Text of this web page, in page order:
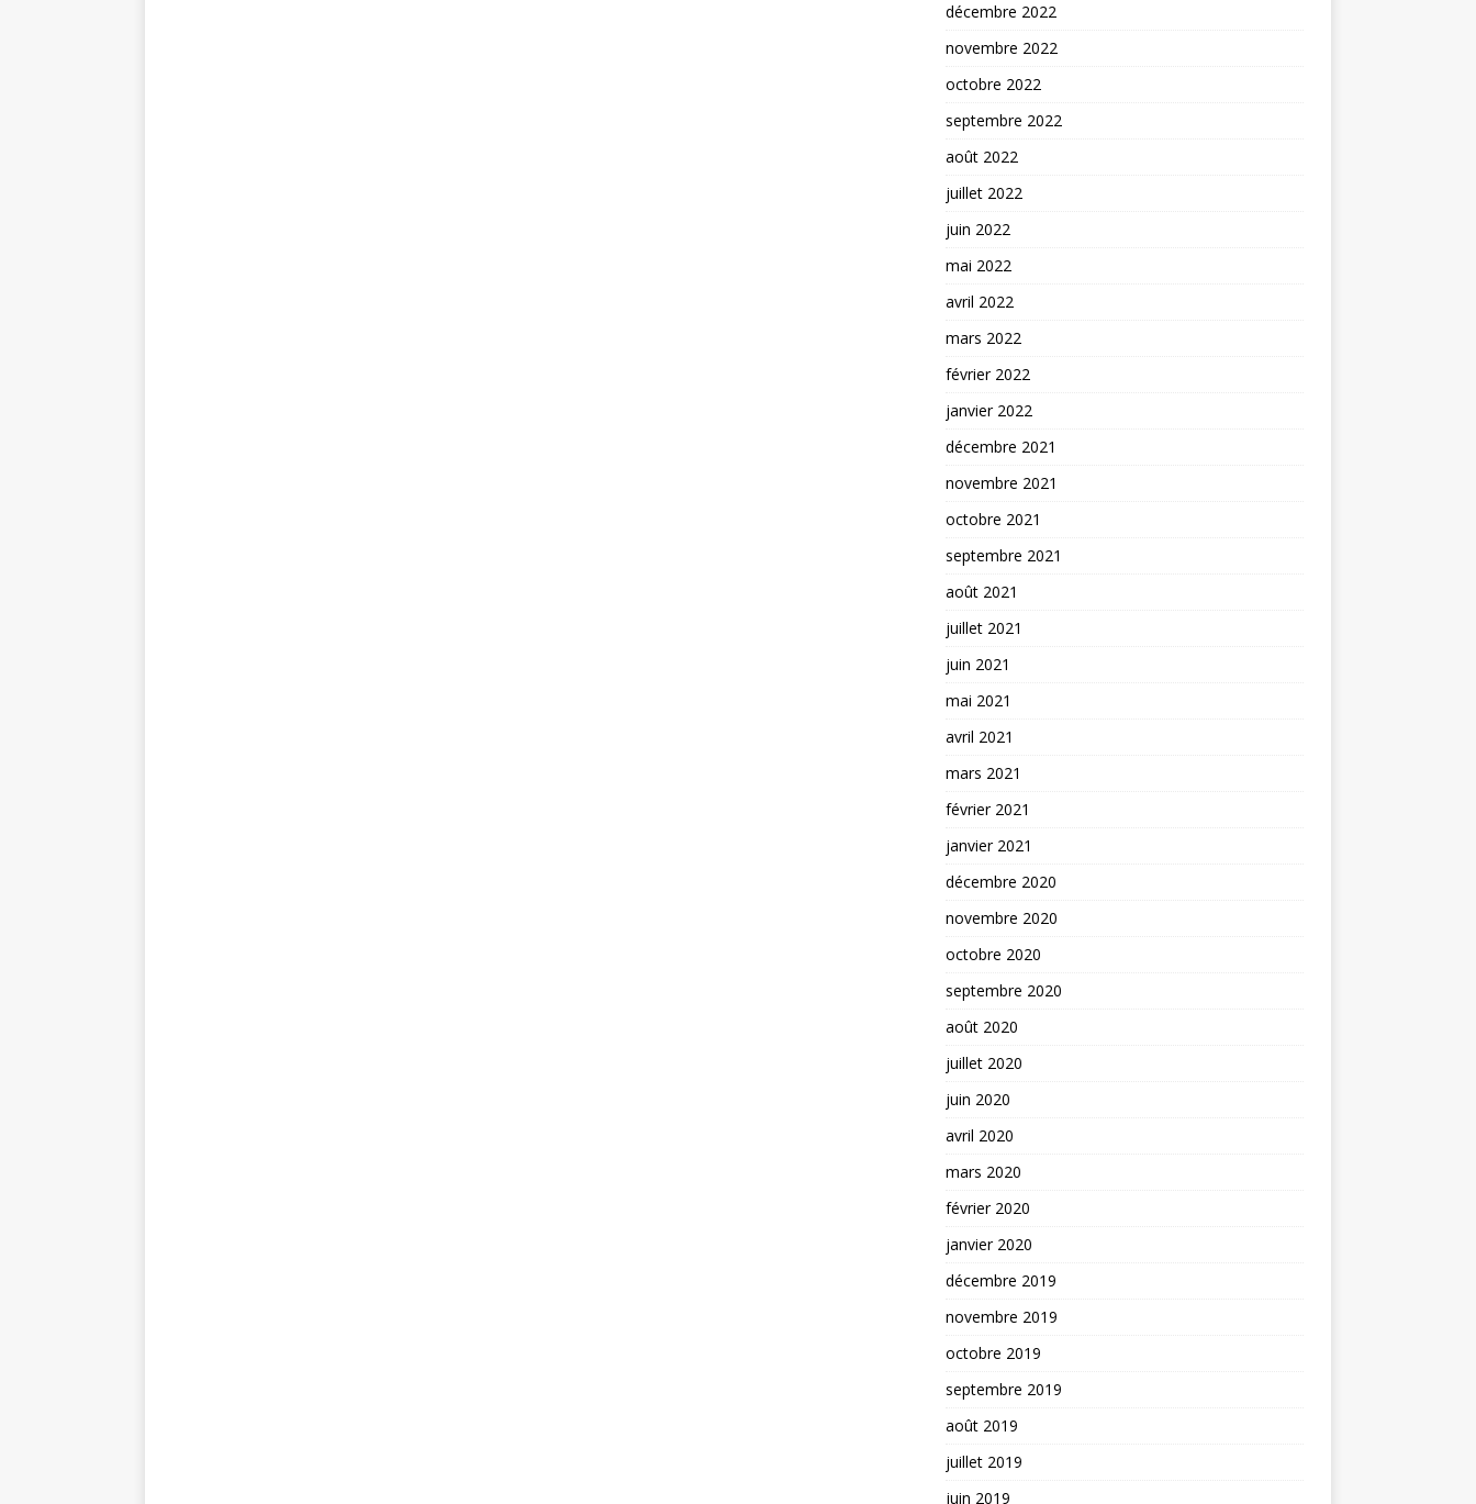
décembre 2022
novembre 2022
octobre 2022
septembre 2022
août 2022
juillet 2022
juin 2022
mai 2022
avril 2022
mars 2022
février 2022
janvier 2022
décembre 2021
novembre 2021
octobre 2021
septembre 2021
août 2021
juillet 2021
juin 2021
mai 2021
avril 2021
mars 2021
février 2021
janvier 2021
décembre 2020
novembre 2020
octobre 2020
septembre 2020
août 2020
juillet 2020
juin 2020
avril 2020
mars 2020
février 2020
janvier 2020
décembre 2019
novembre 2019
octobre 2019
septembre 2019
août 2019
juillet 2019
juin 2019